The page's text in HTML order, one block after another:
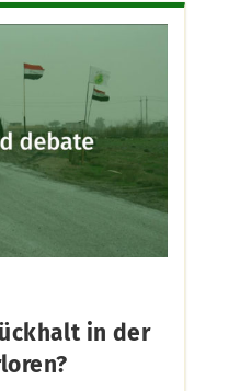
in der